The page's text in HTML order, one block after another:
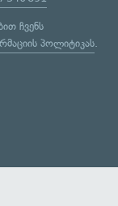
ჩვენს
პოლიტიკას.